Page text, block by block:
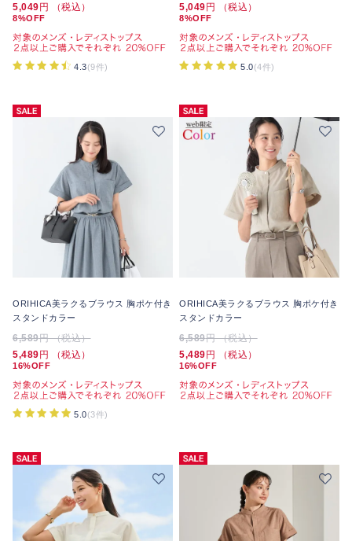
5,049 円 （税込）
8%OFF
4.3(9件)
5,049 円 （税込）
8%OFF
5.0(4件)
ORIHICA美ラクるブラウス 胸ポケ付き
スタンドカラー
6,589円 （税込）
5,489 円 （税込）
16%OFF
5.0(3件)
ORIHICA美ラクるブラウス 胸ポケ付き
スタンドカラー
6,589円 （税込）
5,489 円 （税込）
16%OFF